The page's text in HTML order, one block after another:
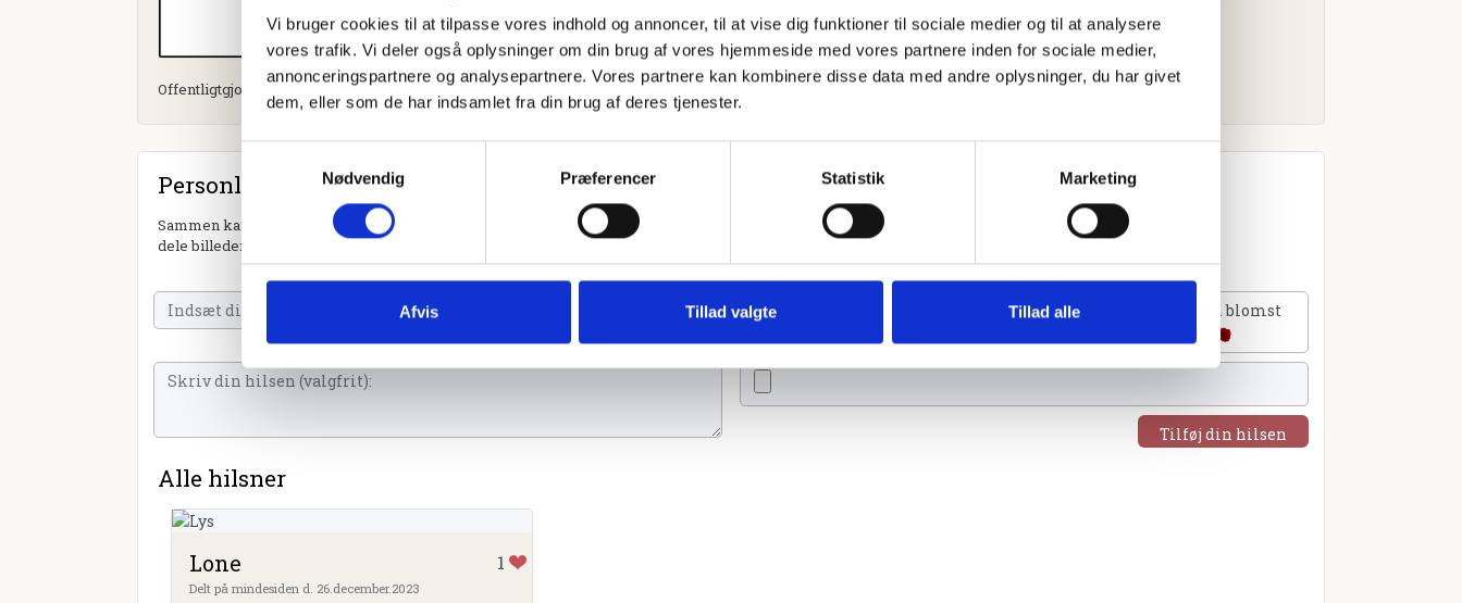
Vi bruger cookies til at tilpasse vores indhold og annoncer, til at vise dig funktioner til sociale medier og til at analysere
vores trafik. Vi deler også oplysninger om din brug af vores hjemmeside med vores partnere inden for sociale medier,
annonceringspartnere og analysepartnere. Vores partnere kan kombinere disse data med andre oplysninger, du har givet
dem, eller som de har indsamlet fra din brug af deres tjenester.
Samtykkevalg
Nødvendig
Præferencer Statistik Marketing
Afvis Tillad valgte Tillad alle
Offentligtgjort i Viborg Stiftfolkeblad d. 26. december 2023 Se flere
Personlig hilsen
Sammen kan vi mindes Eva Birgit Fly-Hansen. Du kan tænde et lys, skrive et mindeord,
dele billeder og video eller blot sende et hjerte eller en rose
Tilføj et hjerte Tilføj en blomst
Tilføj din hilsen
Alle hilsner
Lone 1
Delt på mindesiden d. 26.december.2023